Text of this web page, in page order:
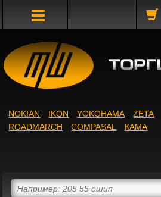
NOKIAN IKON YOKOHAMA ZETA
ROADMARCH
COMPASAL КАМА